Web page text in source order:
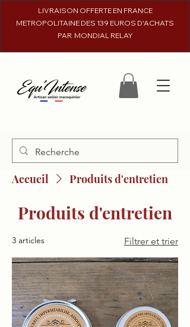
LIVRAISON OFFERTE EN FRANCE
METROPOLITAINE DES 139 EUROS D'ACHATS
PAR MONDIAL RELAY
Accueil Produits d'entretien
Produits d'entretien
3 articles Filtrer et trier